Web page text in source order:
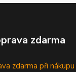
zdarma
zdarma při nákupu